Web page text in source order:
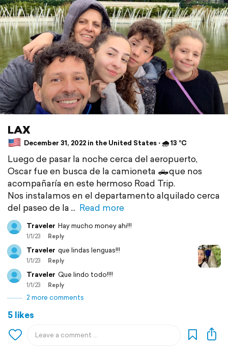
LAX
December 31, 2022 in the United States ⋅ 🌧 13 °C
Luego de pasar la noche cerca del aeropuerto,
Oscar fue en busca de la camioneta 🛻que nos
acompañaría en este hermoso Road Trip.
Nos instalamos en el departamento alquilado cerca
del paseo de la
Read more
Traveler Hay mucho money ahi!!!
1/1/23 Reply
Traveler que lindas lenguas!!!
1/1/23 Reply
Traveler Que lindo todo!!!!
1/1/23 Reply
2 more comments
5 likes